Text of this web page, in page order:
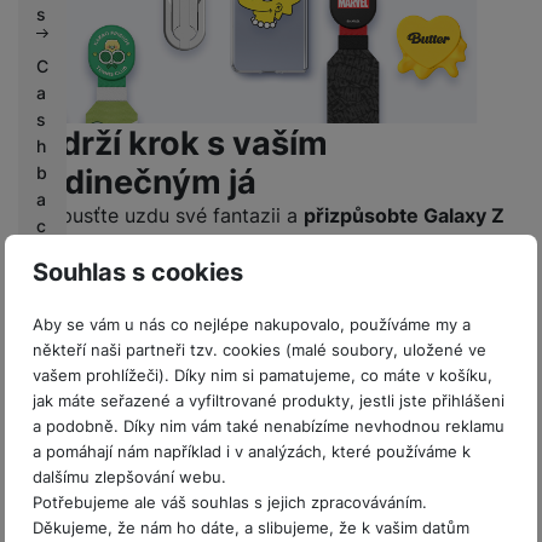
Souhlas s cookies
Aby se vám u nás co nejlépe nakupovalo, používáme my a
někteří naši partneři tzv. cookies (malé soubory, uložené ve
vašem prohlížeči). Díky nim si pamatujeme, co máte v košíku,
jak máte seřazené a vyfiltrované produkty, jestli jste přihlášeni
a podobně. Díky nim vám také nenabízíme nevhodnou reklamu
a pomáhají nám například i v analýzách, které používáme k
dalšímu zlepšování webu.
Potřebujeme ale váš souhlas s jejich zpracováváním.
Děkujeme, že nám ho dáte, a slibujeme, že k vašim datům
s
C
a
s
h
b
a
c
a
l
a
x
y
o
n
Udrží krok s vaším
jedinečným já
Popusťte uzdu své fantazii a přizpůsobte Galaxy Z
nový telefon nikdo nepřehlédne, a navíc
svého zařízení po funkční i estetické stránce
zpříjemnit.
Změňte svůj styl na jedno
cvaknutí
Střídejte své příslušenství, jak vás napadne díky
praktické platformě na zadní straně krytu
otevírá nekonečné možnosti přizpůsobení.